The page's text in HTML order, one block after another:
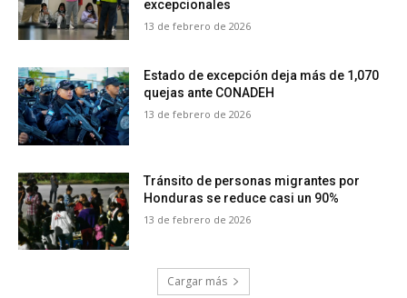
excepcionales
13 de febrero de 2026
Estado de excepción deja más de 1,070
quejas ante CONADEH
13 de febrero de 2026
Tránsito de personas migrantes por
Honduras se reduce casi un 90%
13 de febrero de 2026
Cargar más